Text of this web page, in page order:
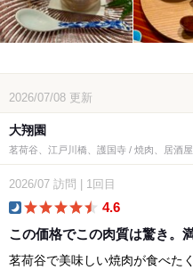
2026/07/08 更新
大翔園
茗荷谷、江戸川橋、護国寺 / 焼肉、居酒
2026/07 訪問 1回目
4.6
この価格でこの肉質は驚き。
茗荷谷で美味しい焼肉が食べた